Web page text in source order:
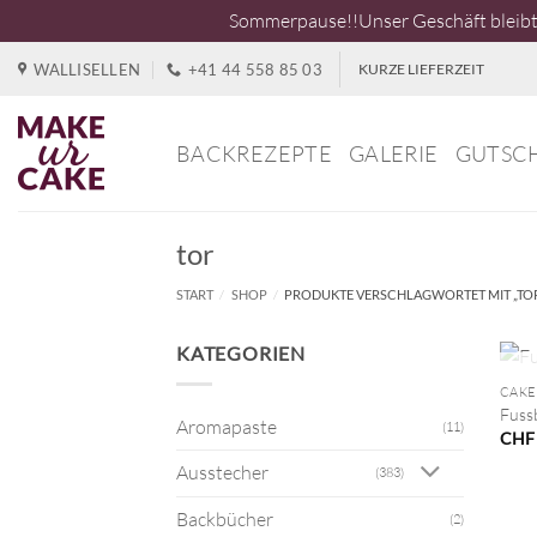
Sommerpause!!Unser Geschäft
springen
WALLISELLEN +41 44 558 85 03 KURZE LIEFERZEIT
BACKREZEPTE GALERIE
tor
START / SHOP / PRODUKTE VERSCHLAGWORTET MIT
KATEGORIEN
Aromapaste (11)
Ausstecher (383)
Backbücher (2)
+
CHF